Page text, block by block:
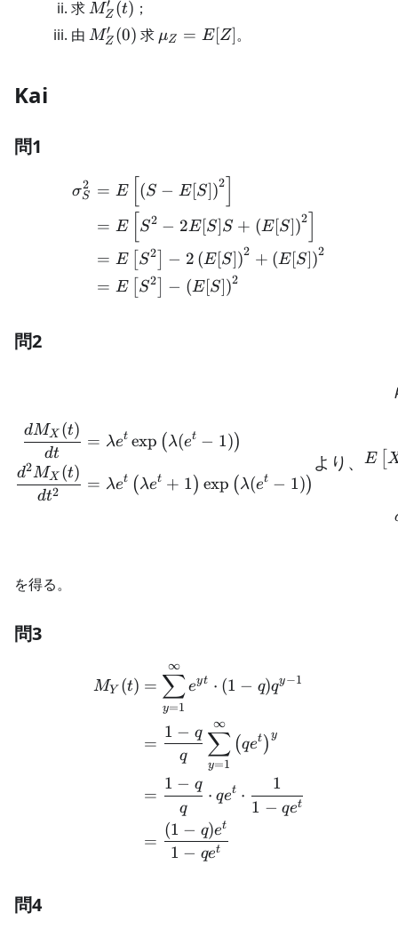
求 M_Z'(t)
MZ
′ (t) ；
由 M_Z'(0)
MZ
′ (0) 求 \mu_Z=E[Z]
μZ = E[Z]。
Kai
問1
\begin{aligned}
σS
2 = E [(S − E[S])2]
= E S2 − 2E[S]S + (E[S])2
= E S2 − 2 (E [S])2 + (E[S])2
= E S2 − (E[S])2
問2
dt
dMX (t)
dt2
d2MX (t)
= λet exp ( λ(et − 1))
= λet ( λet + 1) exp ( λ(et − 1))
より、 E [
を得る。
問3
\begin{aligned}
MY (t) =
y=1
∑
∞
eyt ⋅ (1 − q)qy−1
=
q
1 − q
y=1
∑
∞
(qet ) y
=
q
1 − q
⋅ qet ⋅
1 − qet
1
=
1 − qet
(1 − q)et
問4